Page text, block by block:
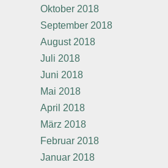
Oktober 2018
September 2018
August 2018
Juli 2018
Juni 2018
Mai 2018
April 2018
März 2018
Februar 2018
Januar 2018